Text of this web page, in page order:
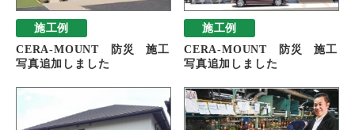
施工例
CERA-MOUNT 防災 施工
写真追加しました
施工例
CERA-MOUNT 防災 施工
写真追加しました